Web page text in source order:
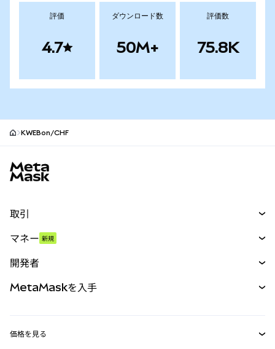
評価
4.7
ダウンロード数
50M+
評価数
75.8K
KWEBon/CHF
取引
パーペチュアル
RWA
マネー 新規
開発者
MetaMaskを入手
価格を見る